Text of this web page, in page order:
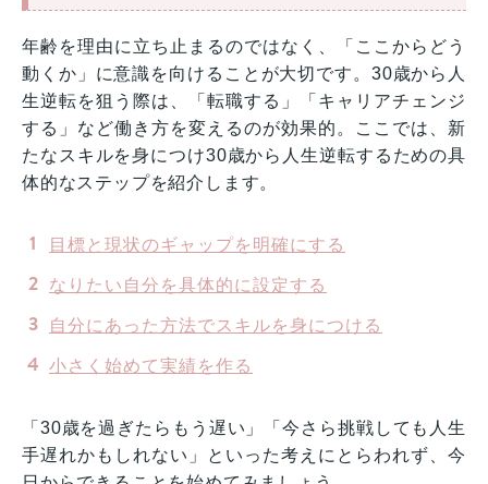
年齢を理由に立ち止まるのではなく、「ここからどう
動くか」に意識を向けることが大切です。30歳から人
生逆転を狙う際は、「転職する」「キャリアチェンジ
する」など働き方を変えるのが効果的。ここでは、新
たなスキルを身につけ30歳から人生逆転するための具
体的なステップを紹介します。
目標と現状のギャップを明確にする
なりたい自分を具体的に設定する
自分にあった方法でスキルを身につける
小さく始めて実績を作る
「30歳を過ぎたらもう遅い」「今さら挑戦しても人生
手遅れかもしれない」といった考えにとらわれず、今